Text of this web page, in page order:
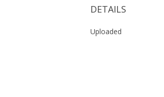
DETAILS
Uploaded